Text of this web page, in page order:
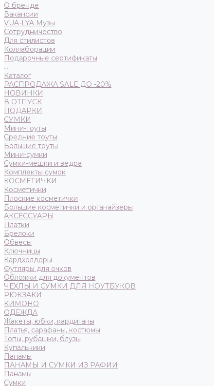
О бренде
Вакансии
VUA-LYA Музы
Сотрудничество
Для стилистов
Коллаборации
Подарочные сертификаты
...
Каталог
РАСПРОДАЖА SALE ДО -20%
НОВИНКИ
В ОТПУСК
ПОДАРКИ
СУМКИ
Мини-тоуты
Средние тоуты
Большие тоуты
Мини-сумки
Сумки-мешки и ведра
Комплекты сумок
КОСМЕТИЧКИ
Косметички
Плоские косметички
Большие косметички и органайзеры
АКСЕССУАРЫ
Платки
Брелоки
Обвесы
Ключницы
Кардхолдеры
Футляры для очков
Обложки для документов
ЧЕХЛЫ И СУМКИ ДЛЯ НОУТБУКОВ
РЮКЗАКИ
КИМОНО
ОДЕЖДА
Жакеты, юбки, кардиганы
Платья, сарафаны, костюмы
Топы, рубашки, блузы
Купальники
Панамы
ПАНАМЫ И СУМКИ ИЗ РАФИИ
Панамы
Сумки